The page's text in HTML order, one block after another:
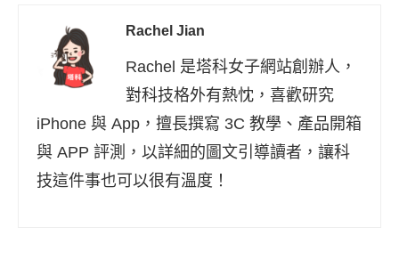
Rachel Jian
Rachel 是塔科女子網站創辦人，
對科技格外有熱忱，喜歡研究
iPhone 與 App，擅長撰寫 3C 教學、產品開箱
與 APP 評測，以詳細的圖文引導讀者，讓科
技這件事也可以很有溫度！